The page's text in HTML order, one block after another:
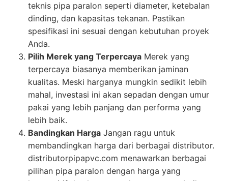
teknis pipa paralon seperti diameter, ketebalan
dinding, dan kapasitas tekanan. Pastikan
spesifikasi ini sesuai dengan kebutuhan proyek
Anda.
Pilih Merek yang Terpercaya Merek yang
terpercaya biasanya memberikan jaminan
kualitas. Meski harganya mungkin sedikit lebih
mahal, investasi ini akan sepadan dengan umur
pakai yang lebih panjang dan performa yang
lebih baik.
Bandingkan Harga Jangan ragu untuk
membandingkan harga dari berbagai distributor.
distributorpipapvc.com menawarkan berbagai
pilihan pipa paralon dengan harga yang